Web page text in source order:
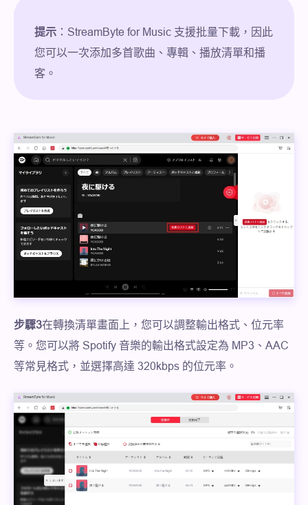
提示 ：StreamByte for Music 支援批量下載，因此
您可以一次添加多首歌曲、專輯、播放清單和播
客。
步驟3在轉換清單畫面上，您可以調整輸出格式、位元率
等。您可以將 Spotify 音樂的輸出格式設定為 MP3、AAC
等常見格式，並選擇高達 320kbps 的位元率。